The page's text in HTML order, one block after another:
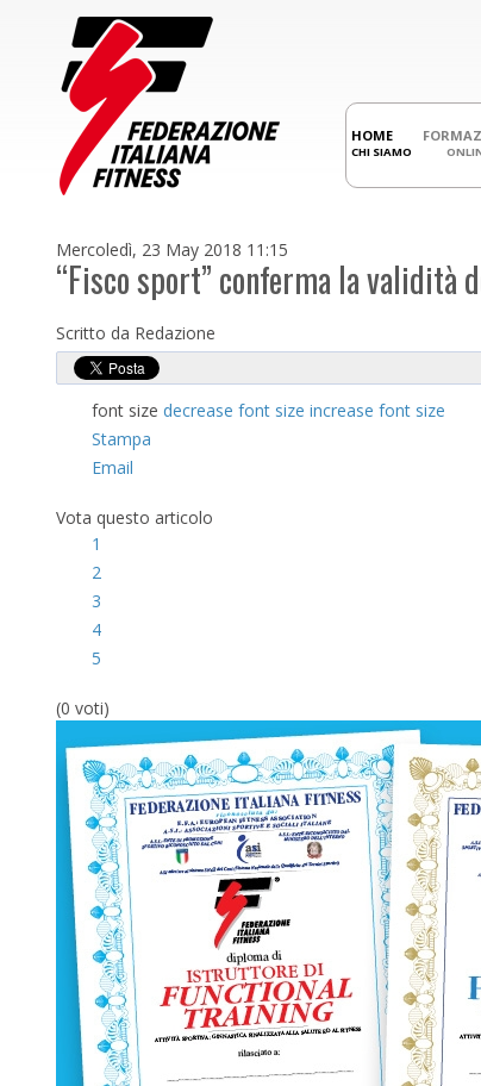
HOME
CHI SIAMO
Mercoledì, 23 May 2018 11:15
“Fisco sport” conferma la validità
Scritto da Redazione
font size decrease font size increase font size
Stampa
Email
Vota questo articolo
1
2
3
4
5
(0 voti)